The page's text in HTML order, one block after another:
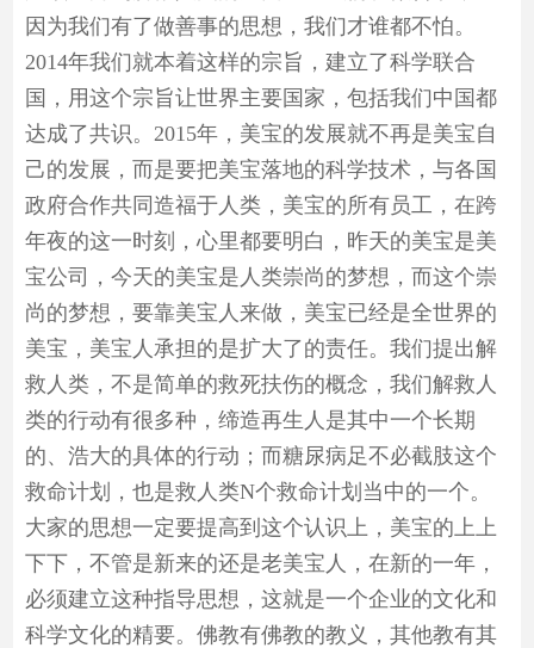
因为我们有了做善事的思想，我们才谁都不怕。
2014年我们就本着这样的宗旨，建立了科学联合
国，用这个宗旨让世界主要国家，包括我们中国都
达成了共识。2015年，美宝的发展就不再是美宝自
己的发展，而是要把美宝落地的科学技术，与各国
政府合作共同造福于人类，美宝的所有员工，在跨
年夜的这一时刻，心里都要明白，昨天的美宝是美
宝公司，今天的美宝是人类崇尚的梦想，而这个崇
尚的梦想，要靠美宝人来做，美宝已经是全世界的
美宝，美宝人承担的是扩大了的责任。我们提出解
救人类，不是简单的救死扶伤的概念，我们解救人
类的行动有很多种，缔造再生人是其中一个长期
的、浩大的具体的行动；而糖尿病足不必截肢这个
救命计划，也是救人类N个救命计划当中的一个。
大家的思想一定要提高到这个认识上，美宝的上上
下下，不管是新来的还是老美宝人，在新的一年，
必须建立这种指导思想，这就是一个企业的文化和
科学文化的精要。佛教有佛教的教义，其他教有其